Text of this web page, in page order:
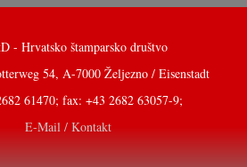
- Hrvatsko štamparsko društvo
54, A-7000 Željezno / Eisenstadt
61470; fax: +43 2682 63057-9;
E-Mail / Kontakt